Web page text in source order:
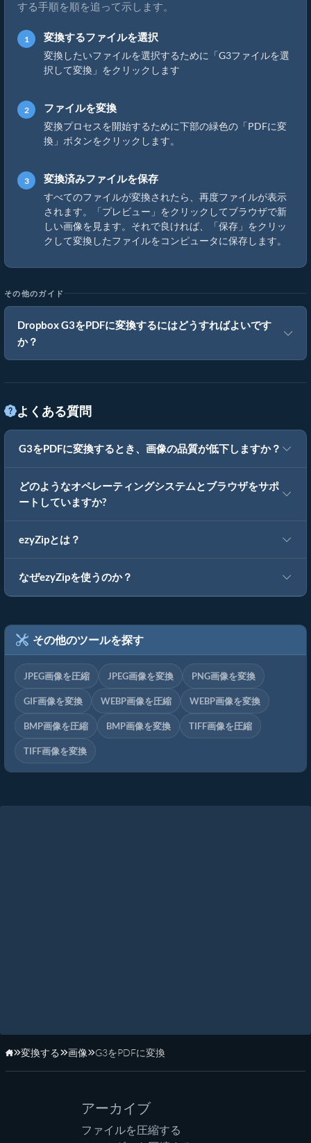
する手順を順を追って示します。
変換するファイルを選択
変換したいファイルを選択するために「G3ファイルを選
択して変換」をクリックします
ファイルを変換
変換プロセスを開始するために下部の緑色の「PDFに変
換」ボタンをクリックします。
変換済みファイルを保存
すべてのファイルが変換されたら、再度ファイルが表示
されます。「プレビュー」をクリックしてブラウザで新
しい画像を見ます。それで良ければ、「保存」をクリッ
クして変換したファイルをコンピュータに保存します。
その他のガイド
Dropbox G3をPDFに変換するにはどうすればよいです
か？
よくある質問
G3をPDFに変換するとき、画像の品質が低下しますか？
どのようなオペレーティングシステムとブラウザをサポ
ートしていますか?
ezyZipとは？
なぜezyZipを使うのか？
その他のツールを探す
JPEG画像を圧縮 JPEG画像を変換 PNG画像を変換
GIF画像を変換 WEBP画像を圧縮 WEBP画像を変換
BMP画像を圧縮 BMP画像を変換 TIFF画像を圧縮
TIFF画像を変換
ホーム
変換する 画像 G3をPDFに変換
アーカイブ
ファイルを圧縮する